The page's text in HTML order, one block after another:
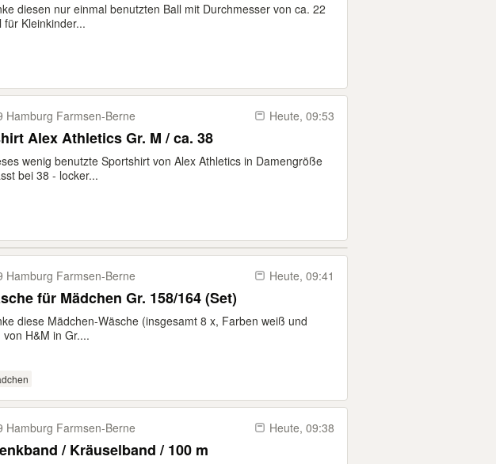
diesen nur einmal benutzten Ball mit Durchmesser von ca. 22
für Kleinkinder...
Hamburg Farmsen-​Berne Heute, 09:53
Alex Athletics Gr. M / ca. 38
wenig benutzte Sportshirt von Alex Athletics in Damengröße
bei 38 - locker...
Hamburg Farmsen-​Berne Heute, 09:41
für Mädchen Gr. 158/164 (Set)
diese Mädchen-Wäsche (insgesamt 8 x, Farben weiß und
H&M in Gr....
Hamburg Farmsen-​Berne Heute, 09:38
/ Kräuselband / 100 m